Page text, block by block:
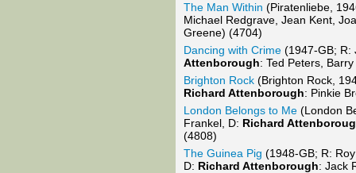
The Man Within (Piratenliebe,
Michael Redgrave, Jean Kent,
Greene) (4704)
Dancing with Crime (1947-GB; R:
Attenborough: Ted Peters,
Brighton Rock (Brighton Rock,
Richard Attenborough: Pinkie
London Belongs to Me (London
Frankel, D: Richard
(4808)
The Guinea Pig (1948-GB; R:
D: Richard Attenborough: Jack